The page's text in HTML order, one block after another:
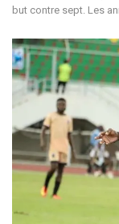
but contre sept. Les